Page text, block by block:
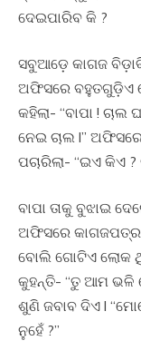
ଦେଇପାରିବ କି ?
ସବୁଆଡ଼େ କାଗଜ
ଅଫିସରେ ବହୁତଗୁଡ଼ିଏ
କହିଲା- “ବାପା !
ନେଇ ଚାଲ l”
ପଚାରିଲା- “ଇଏ କିଏ
ବାପା ତାକୁ ବୁଝାଇ
ଅଫିସରେ କାଗଜପତ୍ର
ବୋଲି ଗୋଟିଏ ଲୋକ
କୁହନ୍ତି- “ତୁ ଆମ ଭଳି
ଶୁଣି ଜବାବ ଦିଏ l
ନୁହେଁ ?”